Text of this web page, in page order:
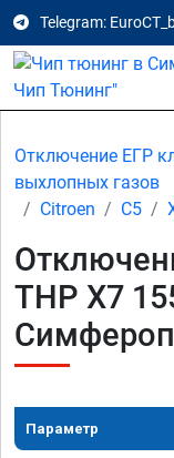
Telegram:
Отключение ЕГР
выхлопных газов
Citroen
C5
THP X7
Параметр